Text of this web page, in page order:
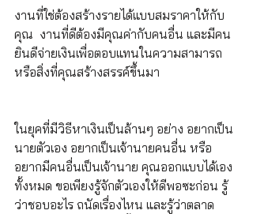
งานที่ใช่ต้องสร้างรายได้แบบสมราคาให้กับ
คุณ  งานที่ดีต้องมีคุณค่ากับคนอื่น และมีคน
ยินดีจ่ายเงินเพื่อตอบแทนในความสามารถ
หรือสิ่งที่คุณสร้างสรรค์ขึ้นมา
ในยุคที่มีวิธีหาเงินเป็นล้านๆ อย่าง อยากเป็น
นายตัวเอง อยากเป็นเจ้านายคนอื่น หรือ
อยากมีคนอื่นเป็นเจ้านาย คุณออกแบบได้เอง
ทั้งหมด ขอเพียงรู้จักตัวเองให้ดีพอซะก่อน รู้
ว่าชอบอะไร ถนัดเรื่องไหน และรู้ว่าตลาด